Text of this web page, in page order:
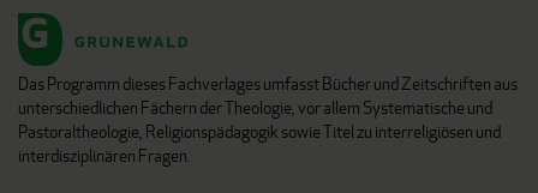
Das Programm dieses Fachverlages umfasst Bücher und Zeitschriften aus
unterschiedlichen Fächern der Theologie, vor allem Systematische und
Pastoraltheologie, Religionspädagogik sowie Titel zu interreligiösen und
interdisziplinären Fragen.